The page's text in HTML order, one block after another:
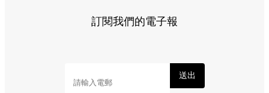
訂閱我們的電子報
送出